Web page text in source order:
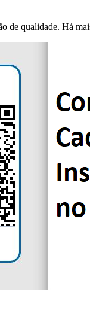
de qualidade. Há